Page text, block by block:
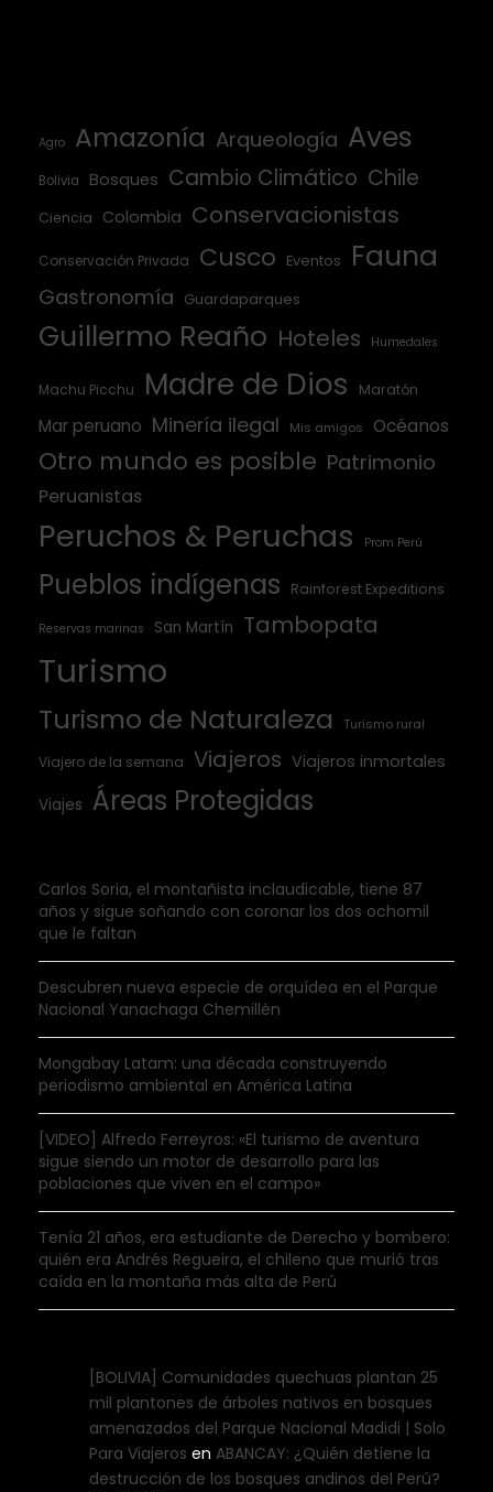
Agro Amazonía Arqueología Aves
Bolivia Bosques Cambio Climático Chile
Ciencia Colombia Conservacionistas
Conservación Privada Cusco Eventos Fauna
Gastronomía Guardaparques
Guillermo Reaño Hoteles Humedales
Machu Picchu Madre de Dios Maratón
Mar peruano Minería ilegal Mis amigos Océanos
Otro mundo es posible Patrimonio
Peruanistas
Peruchos & Peruchas Prom Perú
Pueblos indígenas Rainforest Expeditions
Reservas marinas San Martín Tambopata
Turismo
Turismo de Naturaleza Turismo rural
Viajero de la semana Viajeros Viajeros inmortales
Viajes Áreas Protegidas
Carlos Soria, el montañista inclaudicable, tiene 87
años y sigue soñando con coronar los dos ochomil
que le faltan
Descubren nueva especie de orquídea en el Parque
Nacional Yanachaga Chemillén
Mongabay Latam: una década construyendo
periodismo ambiental en América Latina
[VIDEO] Alfredo Ferreyros: «El turismo de aventura
sigue siendo un motor de desarrollo para las
poblaciones que viven en el campo»
Tenía 21 años, era estudiante de Derecho y bombero:
quién era Andrés Regueira, el chileno que murió tras
caída en la montaña más alta de Perú
[BOLIVIA] Comunidades quechuas plantan 25
mil plantones de árboles nativos en bosques
amenazados del Parque Nacional Madidi | Solo
Para Viajeros en ABANCAY: ¿Quién detiene la
destrucción de los bosques andinos del Perú?